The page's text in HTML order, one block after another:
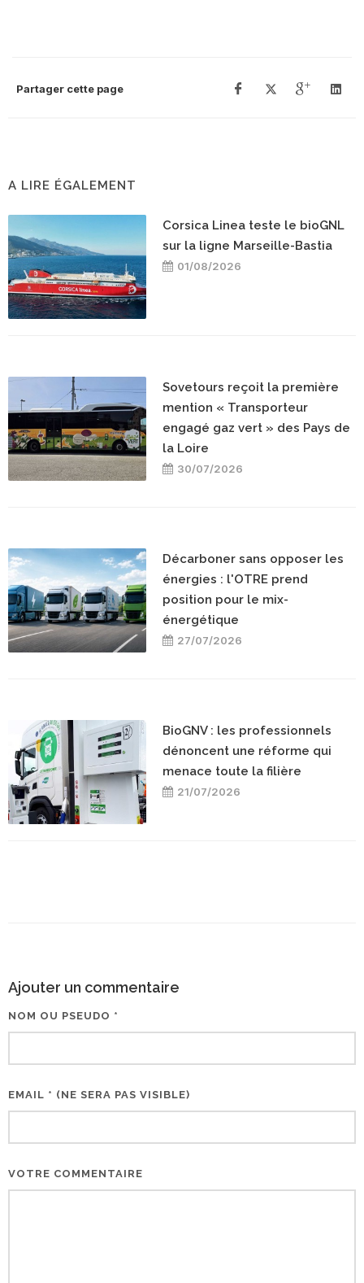
Partager cette page
A LIRE ÉGALEMENT
Corsica Linea teste le bioGNL
sur la ligne Marseille-Bastia
01/08/2026
Sovetours reçoit la première
mention « Transporteur
engagé gaz vert » des Pays de
la Loire
30/07/2026
Décarboner sans opposer les
énergies : l'OTRE prend
position pour le mix-
énergétique
27/07/2026
BioGNV : les professionnels
dénoncent une réforme qui
menace toute la filière
21/07/2026
Ajouter un commentaire
NOM OU PSEUDO *
EMAIL * (NE SERA PAS VISIBLE)
VOTRE COMMENTAIRE